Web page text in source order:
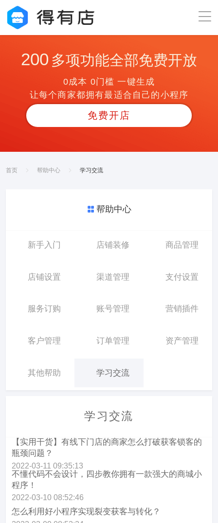
200 多项功能全部免费开放
0成本 0门槛 一键生成
让每个商家都拥有最适合自己的小程序
免费开店
首页 帮助中心 学习交流
帮助中心
新手入门 店铺装修 商品管理
店铺设置 渠道管理 支付设置
服务订购 账号管理 营销插件
客户管理 订单管理 资产管理
其他帮助 学习交流
学习交流
【实用干货】有线下门店的商家怎么打破获客锁客的
瓶颈问题？
2022-03-11 09:35:13
不懂代码不会设计，四步教你拥有一款强大的商城小
程序！
2022-03-10 08:52:46
怎么利用好小程序实现裂变获客与转化？